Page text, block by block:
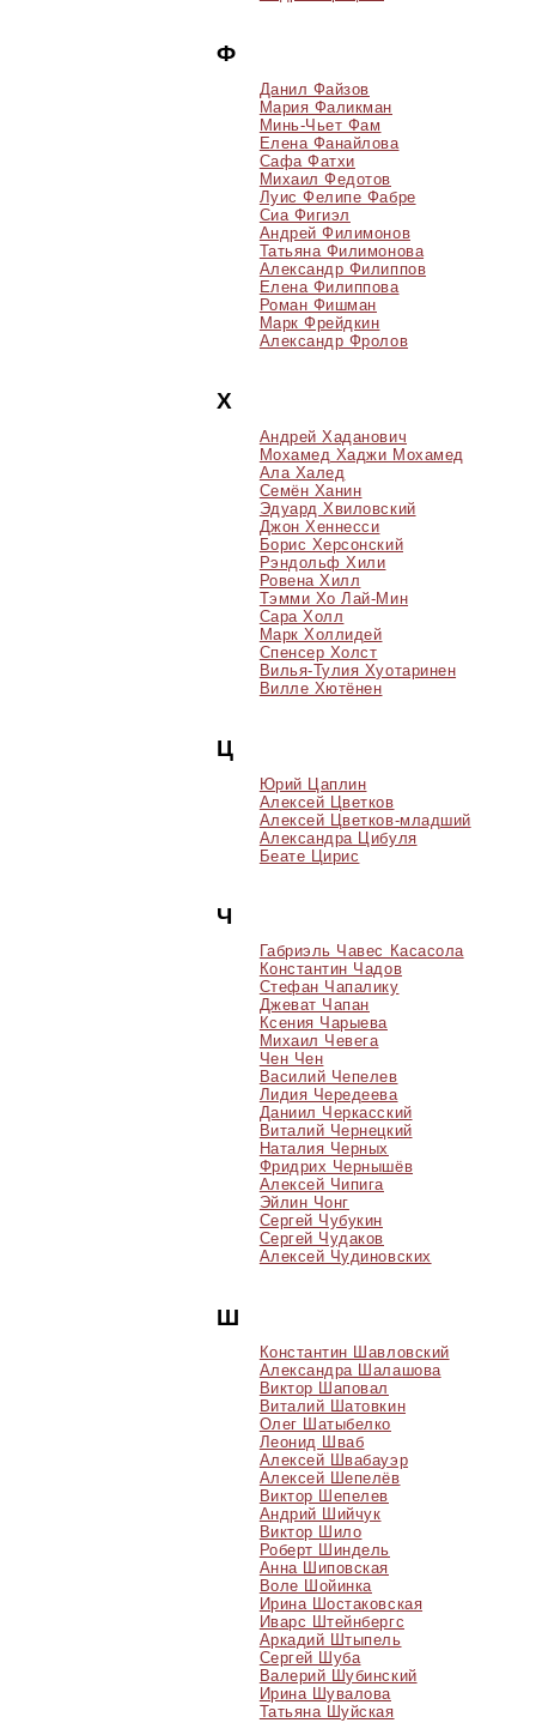
Ф
Данил Файзов
Мария Фаликман
Минь-Чьет Фам
Елена Фанайлова
Сафа Фатхи
Михаил Федотов
Луис Фелипе Фабре
Сиа Фигиэл
Андрей Филимонов
Татьяна Филимонова
Александр Филиппов
Елена Филиппова
Роман Фишман
Марк Фрейдкин
Александр Фролов
Х
Андрей Хаданович
Мохамед Хаджи Мохамед
Ала Халед
Семён Ханин
Эдуард Хвиловский
Джон Хеннесси
Борис Херсонский
Рэндольф Хили
Ровена Хилл
Тэмми Хо Лай-Мин
Сара Холл
Марк Холлидей
Спенсер Холст
Вилья-Тулия Хуотаринен
Вилле Хютёнен
Ц
Юрий Цаплин
Алексей Цветков
Алексей Цветков-младший
Александра Цибуля
Беате Цирис
Ч
Габриэль Чавес Касасола
Константин Чадов
Стефан Чапалику
Джеват Чапан
Ксения Чарыева
Михаил Чевега
Чен Чен
Василий Чепелев
Лидия Чередеева
Даниил Черкасский
Виталий Чернецкий
Наталия Черных
Фридрих Чернышёв
Алексей Чипига
Эйлин Чонг
Сергей Чубукин
Сергей Чудаков
Алексей Чудиновских
Ш
Константин Шавловский
Александра Шалашова
Виктор Шаповал
Виталий Шатовкин
Олег Шатыбелко
Леонид Шваб
Алексей Швабауэр
Алексей Шепелёв
Виктор Шепелев
Андрий Шийчук
Виктор Шило
Роберт Шиндель
Анна Шиповская
Воле Шойинка
Ирина Шостаковская
Иварс Штейнбергс
Аркадий Штыпель
Сергей Шуба
Валерий Шубинский
Ирина Шувалова
Татьяна Шуйская